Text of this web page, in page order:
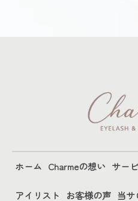
ホーム Charmeの想い サー
アイリスト お客様の声 当サ